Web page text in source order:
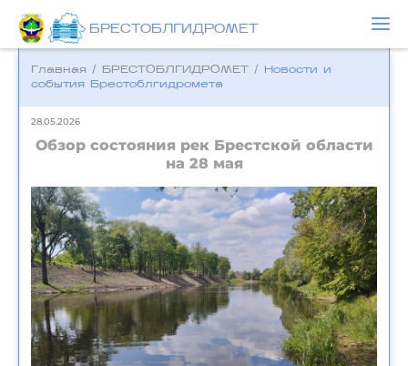
БРЕСТОБЛГИДРОМЕТ
Главная / БРЕСТОБЛГИДРОМЕТ /
Новости и
события Брестоблгидромета
28.05.2026
Обзор состояния рек Брестской области
на 28 мая